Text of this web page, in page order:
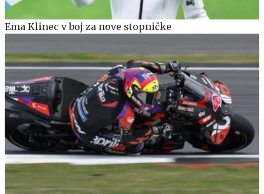
Ema Klinec v boj za nove stopničke